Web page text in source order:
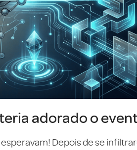
adorado o
esperavam! Depois de se